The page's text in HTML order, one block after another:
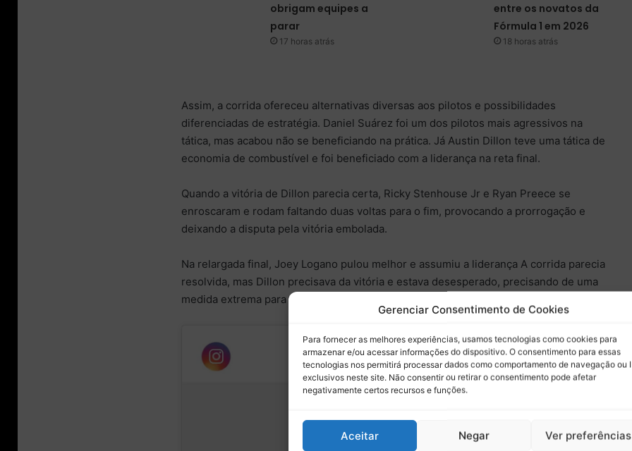
Gerenciar Consentimento de Cookies
Para fornecer as melhores experiências, usamos tecnologias como cookies para
armazenar e/ou acessar informações do dispositivo. O consentimento para essas
tecnologias nos permitirá processar dados como comportamento de navegação ou
exclusivos neste site. Não consentir ou retirar o consentimento pode afetar
negativamente certos recursos e funções.
Aceitar Negar Ver preferências
obrigam equipes a
parar
17 horas atrás
entre os novatos da
Fórmula 1 em 2026
18 horas atrás
Assim, a corrida ofereceu alternativas diversas aos pilotos e possibilidades
diferenciadas de estratégia. Daniel Suárez foi um dos pilotos mais agressivos na
tática, mas acabou não se beneficiando na prática. Já Austin Dillon teve uma tática de
economia de combustível e foi beneficiado com a liderança na reta final.
Quando a vitória de Dillon parecia certa, Ricky Stenhouse Jr e Ryan Preece se
enroscaram e rodam faltando duas voltas para o fim, provocando a prorrogação e
deixando a disputa pela vitória embolada.
Na relargada final, Joey Logano pulou melhor e assumiu a liderança A corrida parecia
resolvida, mas Dillon precisava da vitória e estava desesperado, precisando de uma
medida extrema para chegar lá.